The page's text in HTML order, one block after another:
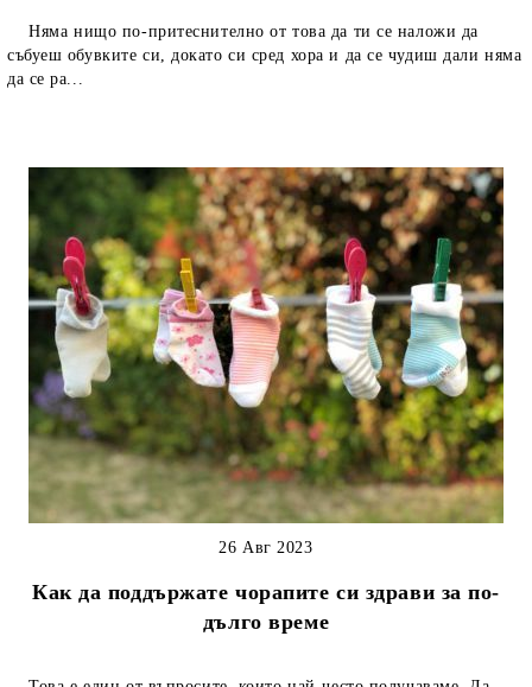
Няма нищо по-притеснително от това да ти се наложи да
събуеш обувките си, докато си сред хора и да се чудиш дали няма
да се ра...
Как да поддържате чорапите си здрави за по-
дълго време
26 Авг 2023